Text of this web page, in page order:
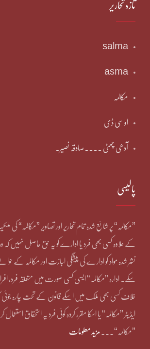
تازہ تحاریر
salma
asma
مکالمہ
او سی ڈی
آدھی چھٹی ۔۔۔۔صادقہ نصیر۔
پالیسی
”مکالمہ“ پر شائع شدہ تمام تحاریر اور تصاویر ”مکالمہ“
کے علاوہ کسی بھی فرد یا ادارے کو یہ حق حاصل نہیں کہ وہ
نشر شدہ مواد کو ادارے کی پیشگی اجازت اور مکالمہ کے
سکے۔ ادارہ ”مکالمہ“ ایسی کسی صورت میں متعلقہ فرد،
خلاف کسی بھی ملک میں اسکے قانون کے تحت چارہ جوئی
ایڈیٹر ”مکالمہ“ یا اسکا مقرر کردہ کوئی فرد یہ استحقاق استعمال
”مکالمہ“۔۔۔ مزید معلومات